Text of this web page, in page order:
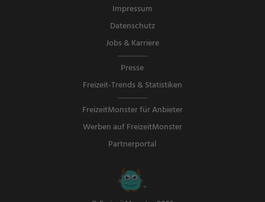
Impressum
Datenschutz
Jobs & Karriere
Presse
Freizeit-Trends & Statistiken
FreizeitMonster für Anbieter
Werben auf FreizeitMonster
Partnerportal